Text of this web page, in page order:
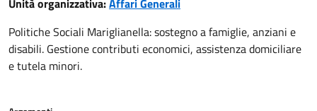
Unità organizzativa:Affari Generali
Politiche Sociali Mariglianella: sostegno a famiglie, anziani e
disabili. Gestione contributi economici, assistenza domiciliare
e tutela minori.